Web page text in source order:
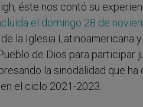
éste nos contó su
el domingo 28 de
la Iglesia Latinoamericana
de Dios para participar
la sinodalidad que
el ciclo 2021-2023.